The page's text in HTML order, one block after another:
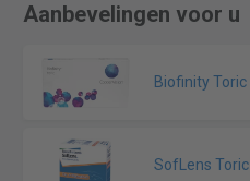
Aanbevelingen voor u
Biofinity Toric
SofLens Toric